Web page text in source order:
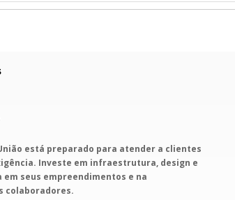
está preparado para atender a clientes
Investe em infraestrutura, design e
seus empreendimentos e na
colaboradores.